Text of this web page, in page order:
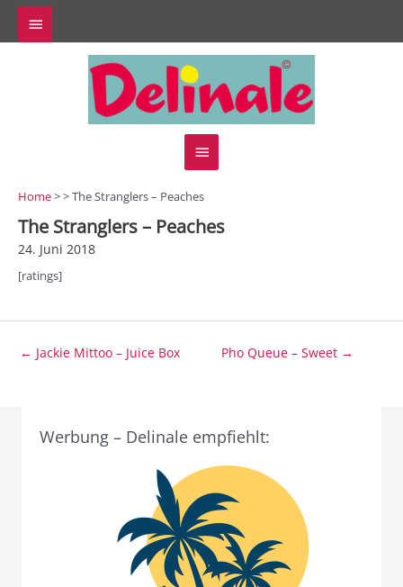
Zum
Inhalt
springen
Above
Hauptmenü
Home> > The Stranglers – Peaches
The Stranglers – Peaches
24. Juni 2018
[ratings]
Beitragsnavigation
← Jackie Mittoo – Juice Box Pho Queue – Sweet →
Werbung – Delinale empfiehlt: